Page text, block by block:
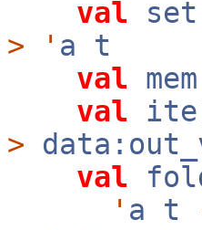
val
>
' a t
val
val
>
val
' a t